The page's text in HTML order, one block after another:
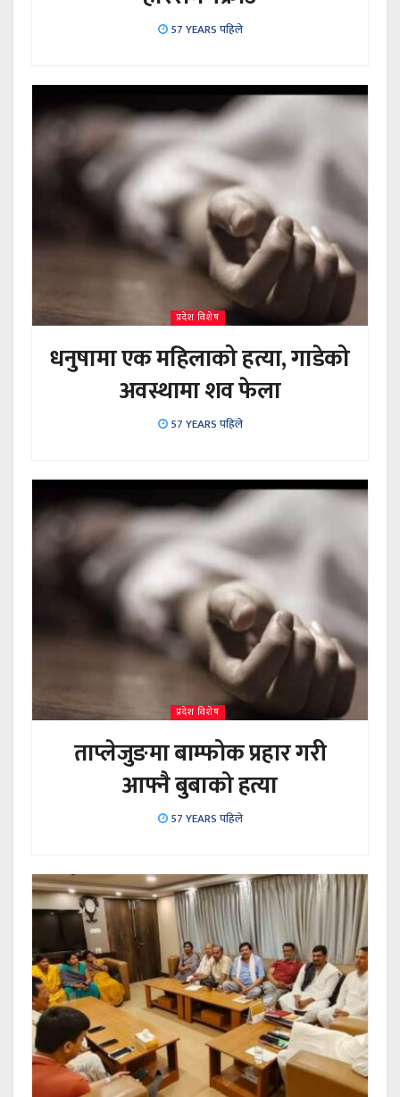
57 YEARS पहिले
प्रदेश विशेष
धनुषामा एक महिलाको हत्या, गाडेको
अवस्थामा शव फेला
57 YEARS पहिले
प्रदेश विशेष
ताप्लेजुङमा बाम्फोक प्रहार गरी
आफ्नै बुबाको हत्या
57 YEARS पहिले